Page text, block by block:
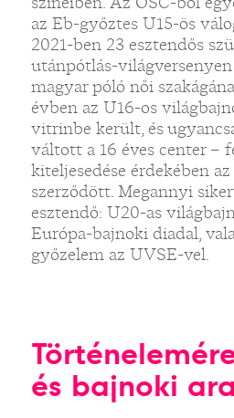
az Eb-győztes U15-ös
2021-ben 23 esztendős
utánpótlás-
magyar póló női
évben az U16-os
vitrinbe került, és
váltott a 16 éves center –
kiteljesedése érdekében
szerződött. Megannyi
esztendő: U20-as
Európa-bajnoki diadal,
győzelem az UVSE-vel.
és bajnoki